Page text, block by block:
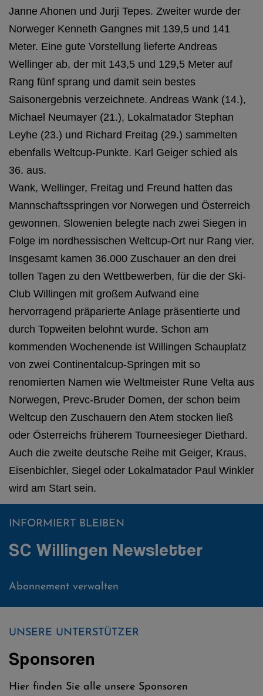
Janne Ahonen und Jurji Tepes. Zweiter wurde der
Norweger Kenneth Gangnes mit 139,5 und 141
Meter. Eine gute Vorstellung lieferte Andreas
Wellinger ab, der mit 143,5 und 129,5 Meter auf
Rang fünf sprang und damit sein bestes
Saisonergebnis verzeichnete. Andreas Wank (14.),
Michael Neumayer (21.), Lokalmatador Stephan
Leyhe (23.) und Richard Freitag (29.) sammelten
ebenfalls Weltcup-Punkte. Karl Geiger schied als
36. aus.
Wank, Wellinger, Freitag und Freund hatten das
Mannschaftsspringen vor Norwegen und Österreich
gewonnen. Slowenien belegte nach zwei Siegen in
Folge im nordhessischen Weltcup-Ort nur Rang vier.
Insgesamt kamen 36.000 Zuschauer an den drei
tollen Tagen zu den Wettbewerben, für die der Ski-
Club Willingen mit großem Aufwand eine
hervorragend präparierte Anlage präsentierte und
durch Topweiten belohnt wurde. Schon am
kommenden Wochenende ist Willingen Schauplatz
von zwei Continentalcup-Springen mit so
renomierten Namen wie Weltmeister Rune Velta aus
Norwegen, Prevc-Bruder Domen, der schon beim
Weltcup den Zuschauern den Atem stocken ließ
oder Österreichs früherem Tourneesieger Diethard.
Auch die zweite deutsche Reihe mit Geiger, Kraus,
Eisenbichler, Siegel oder Lokalmatador Paul Winkler
wird am Start sein.
INFORMIERT BLEIBEN
SC Willingen Newsletter
Abonnement verwalten
UNSERE UNTERSTÜTZER
Sponsoren
Hier finden Sie alle unsere Sponsoren